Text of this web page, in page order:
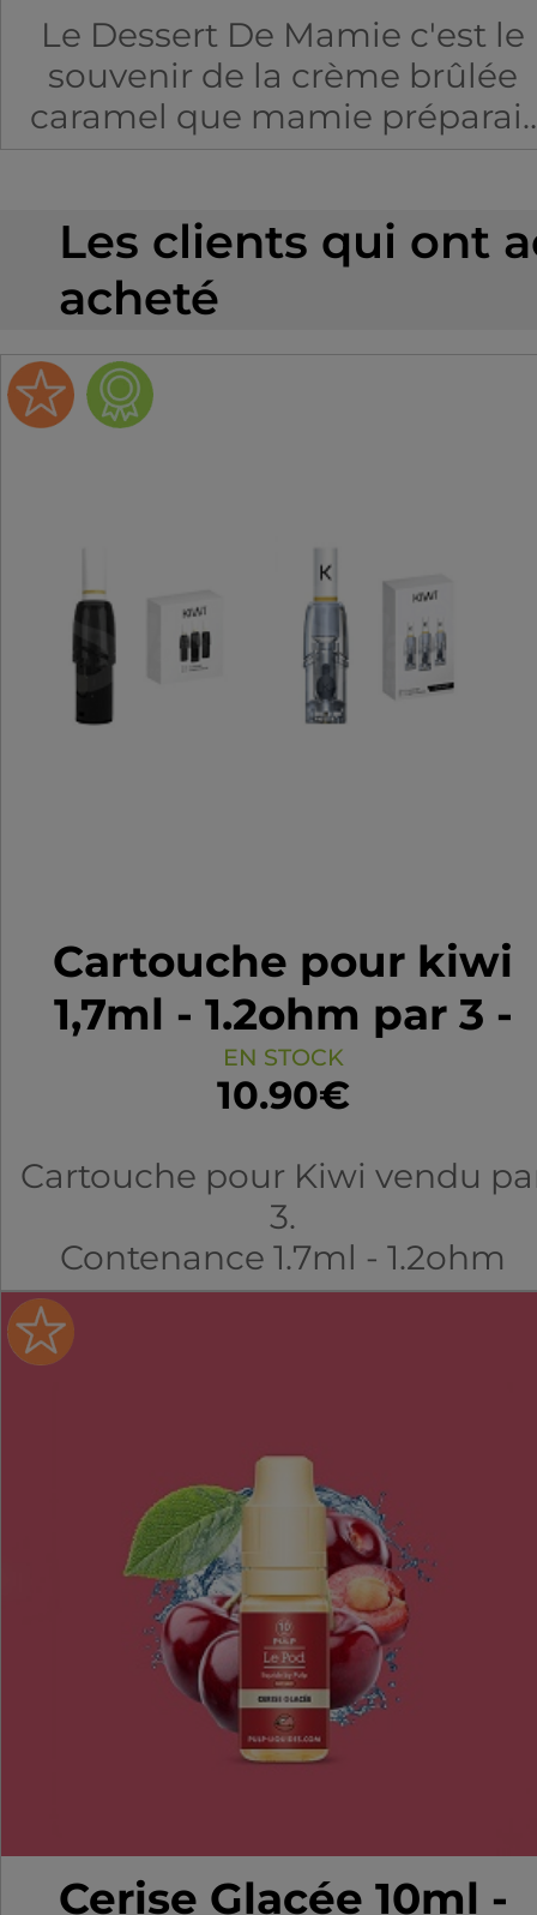
Le Dessert De Mamie c'est le
souvenir de la crème brûlée
caramel que mamie préparait
au goûter.
Ratio : 50/50 PG/VG
Ce e-liquide est en 0mg de
nicotine, afin de mettre de la
nicotine, nous vous
Flacon de 60ml rempli à 60ml
livré avec un flacon vide
VapoMix gradué pour
l'apport en nicotine.
Les clients qui ont
acheté
Cartouche pour kiwi
1,7ml - 1.2ohm par 3 -
KiwiVapor
EN STOCK
10.90€
Cartouche pour Kiwi vendu
3.
Contenance 1.7ml - 1.2ohm
Cerise Glacée 10ml -